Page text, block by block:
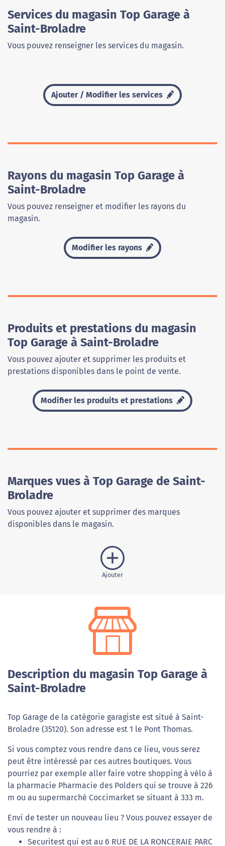
Services du magasin Top Garage à
Saint-Broladre
Vous pouvez renseigner les services du magasin.
Ajouter / Modifier les services
Rayons du magasin Top Garage à
Saint-Broladre
Vous pouvez renseigner et modifier les rayons du
magasin.
Modifier les rayons
Produits et prestations du magasin
Top Garage à Saint-Broladre
Vous pouvez ajouter et supprimer les produits et
prestations disponibles dans le point de vente.
Modifier les produits et prestations
Marques vues à Top Garage de Saint-
Broladre
Vous pouvez ajouter et supprimer des marques
disponibles dans le magasin.
Ajouter
Description du magasin Top Garage à
Saint-Broladre
Top Garage de la catégorie garagiste est situé à Saint-
Broladre (35120). Son adresse est 1 le Pont Thomas.
Si vous comptez vous rendre dans ce lieu, vous serez
peut être intéressé par ces autres boutiques. Vous
pourriez par exemple aller faire votre shopping à vélo à
la pharmacie Pharmacie des Polders qui se trouve à 226
m ou au supermarché Coccimarket se situant à 333 m.
Envi de tester un nouveau lieu ? Vous pouvez essayer de
vous rendre à :
Securitest qui est au 6 RUE DE LA RONCERAIE PARC